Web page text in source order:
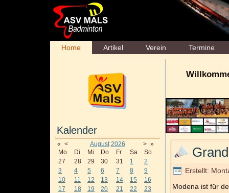
Home Artikel Verein Termine
Kalender
« < August 2026 > »
Mo
Di Mi Do Fr Sa
So
27
28 29 30 31 1
2
3
4 5 6 7 8
9
10
11 12 13 14 15
16
17
18 19 20 21 22
23
Erstellt:
Modena ist für